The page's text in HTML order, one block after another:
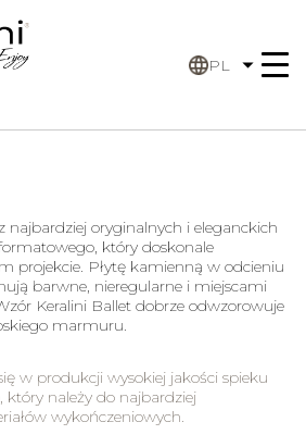
PL
najbardziej oryginalnych i eleganckich
który doskonale
projekcie. Płytę kamienną w odcieniu
barwne, nieregularne i miejscami
Keralini Ballet dobrze odwzorowuje
marmuru.
w produkcji wysokiej jakości spieku
należy do najbardziej
wykończeniowych.